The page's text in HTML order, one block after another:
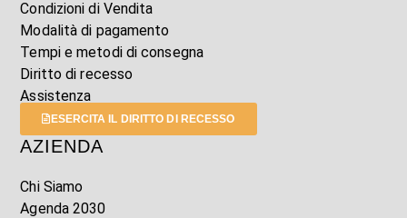
Condizioni di Vendita
Modalità di pagamento
Tempi e metodi di consegna
Diritto di recesso
Assistenza
ESERCITA IL DIRITTO DI RECESSO
AZIENDA
Chi Siamo
Agenda 2030